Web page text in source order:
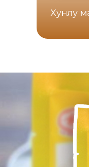
Хунлу